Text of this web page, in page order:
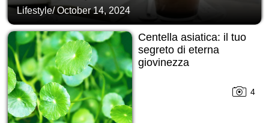
Lifestyle/October 14, 2024
Centella asiatica: il tuo
segreto di eterna
giovinezza
4